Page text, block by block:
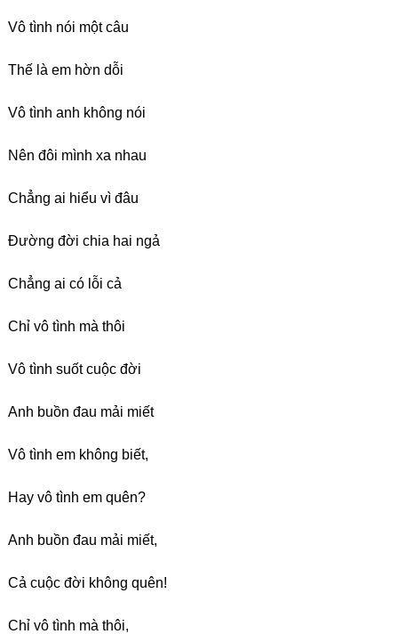
Vô tình nói một câu
Thế là em hờn dỗi
Vô tình anh không nói
Nên đôi mình xa nhau
Chẳng ai hiểu vì đâu
Đường đời chia hai ngả
Chẳng ai có lỗi cả
Chỉ vô tình mà thôi
Vô tình suốt cuộc đời
Anh buồn đau mải miết
Vô tình em không biết,
Hay vô tình em quên?
Anh buồn đau mải miết,
Cả cuộc đời không quên!
Chỉ vô tình mà thôi,